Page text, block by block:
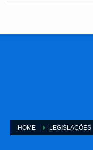
HOME LEGISLAÇÕES